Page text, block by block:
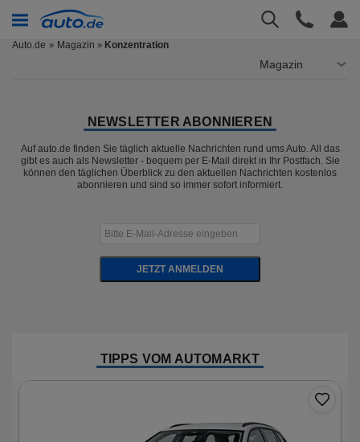
Auto.de Magazin » Konzentration
Magazin
NEWSLETTER ABONNIEREN
Auf auto.de finden Sie täglich aktuelle Nachrichten rund ums Auto. All das
gibt es auch als Newsletter - bequem per E-Mail direkt in Ihr Postfach. Sie
können den täglichen Überblick zu den aktuellen Nachrichten kostenlos
abonnieren und sind so immer sofort informiert.
JETZT ANMELDEN
TIPPS VOM AUTOMARKT